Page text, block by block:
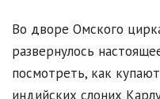
Во дворе Омского
развернулось
посмотреть, как
индийских слоних